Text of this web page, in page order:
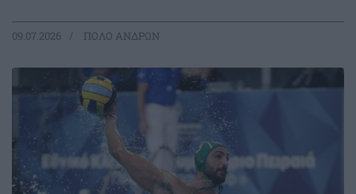
09.07.2026 ΠΟΛΟ ΑΝΔΡΩΝ